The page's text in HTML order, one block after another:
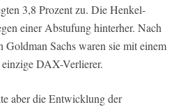
3,8 Prozent zu. Die Henkel-
einer Abstufung hinterher. Nach
Goldman Sachs waren sie mit einem
DAX-Verlierer.
aber die Entwicklung der